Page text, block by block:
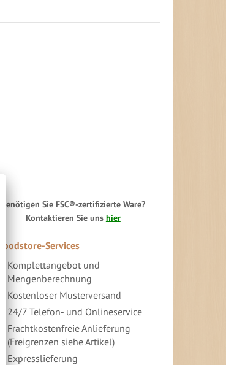
Benötigen Sie FSC®-zertifizierte Ware?
Kontaktieren Sie uns hier
Woodstore-Services
Komplettangebot und
Mengenberechnung
Kostenloser Musterversand
24/7 Telefon- und Onlineservice
Frachtkostenfreie Anlieferung
(Freigrenzen siehe Artikel)
Expresslieferung